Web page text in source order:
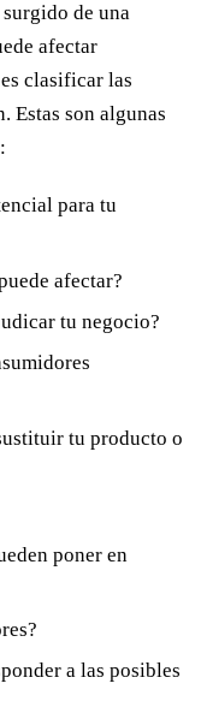
surgido de una
afectar
clasificar las
Estas son algunas
para tu
afectar?
tu negocio?
tu producto o
poner en
a las posibles